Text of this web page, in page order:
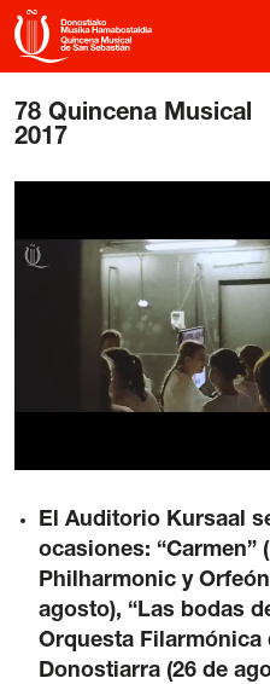
ES · EU
Ticket
42 International
The
78 Quincena Musical
2017
El Auditorio Kursaal
ocasiones: “Carmen”
Philharmonic y
agosto), “Las bodas
Orquesta Filarmónica
Donostiarra (26 de